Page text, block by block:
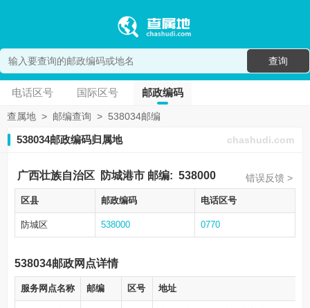
查询
电话区号 国际区号 邮政编码
查属地 > 邮编查询 > 538034邮编
538034邮政编码归属地 chashudi.com
广西壮族自治区 防城港市 邮编: 538000 错误反馈 >
区县 邮政编码 电话区号
防城区 538000 0770
538034邮政网点详情
服务网点名称 邮编 区号 地址